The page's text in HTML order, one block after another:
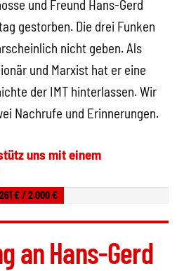
und Freund Hans-Gerd
gestorben. Die drei Funken
nicht geben. Als
und Marxist hat er eine
der IMT hinterlassen. Wir
Nachrufe und Erinnerungen.
uns mit einem
€ / 2.000 €
an Hans-Gerd